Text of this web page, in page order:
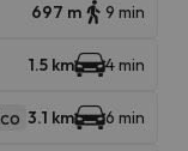
697 m 9 min
1.5 km 4 min
3.1 km 6 min